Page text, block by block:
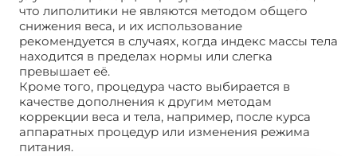
что липолитики не являются методом общего
снижения веса, и их использование
рекомендуется в случаях, когда индекс массы тела
находится в пределах нормы или слегка
превышает её.
Кроме того, процедура часто выбирается в
качестве дополнения к другим методам
коррекции веса и тела, например, после курса
аппаратных процедур или изменения режима
питания.